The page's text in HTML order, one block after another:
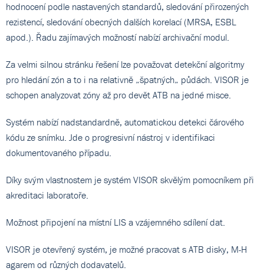
hodnocení podle nastavených standardů, sledování přirozených
rezistencí, sledování obecných dalších korelací (MRSA, ESBL
apod.). Řadu zajímavých možností nabízí archivační modul.
Za velmi silnou stránku řešení lze považovat detekční algoritmy
pro hledání zón a to i na relativně „špatných„ půdách. VISOR je
schopen analyzovat zóny až pro devět ATB na jedné misce.
Systém nabízí nadstandardně, automatickou detekci čárového
kódu ze snímku. Jde o progresivní nástroj v identifikaci
dokumentovaného případu.
Díky svým vlastnostem je systém VISOR skvělým pomocníkem při
akreditaci laboratoře.
Možnost připojení na místní LIS a vzájemného sdílení dat.
VISOR je otevřený systém, je možné pracovat s ATB disky, M-H
agarem od různých dodavatelů.